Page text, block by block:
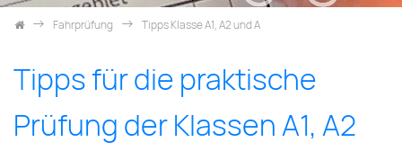
Fahrprüfung Tipps Klasse A1, A2 und A
Tipps für die praktische
Prüfung der Klassen A1, A2